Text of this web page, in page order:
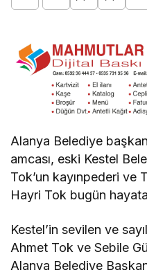
Alanya Belediye
amcası, eski Kestel
Tok’un kayınpederi ve
Hayri Tok bugün
Kestel’in sevilen ve
Ahmet Tok ve Sebile
Alanya Belediye